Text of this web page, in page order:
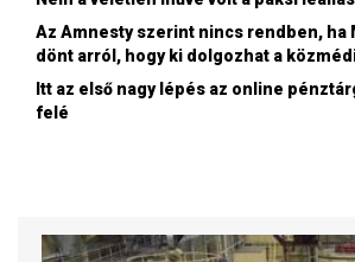
Az Amnesty szerint nincs rendben, ha
dönt arról, hogy ki dolgozhat a
Itt az első nagy lépés az online
felé